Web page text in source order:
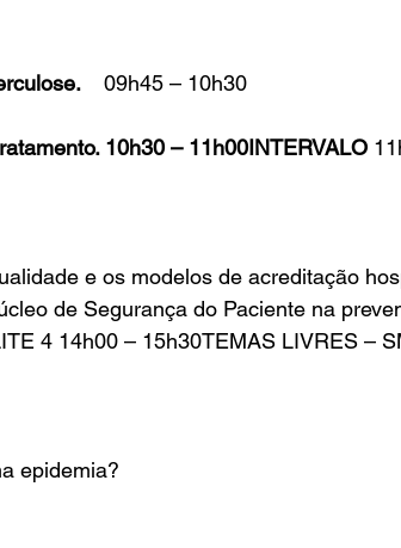
09h45 – 10h30
10h30 – 11h00INTERVALO
e os modelos de acreditação
de Segurança do Paciente na
4 14h00 – 15h30TEMAS LIVRES –
epidemia?